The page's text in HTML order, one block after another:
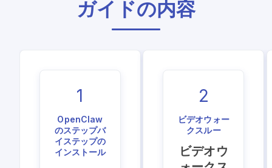
ガイドの内容
1
OpenClaw
のステップバ
イステップの
インストール
2
ビデオウォー
クスルー
ビデオウ